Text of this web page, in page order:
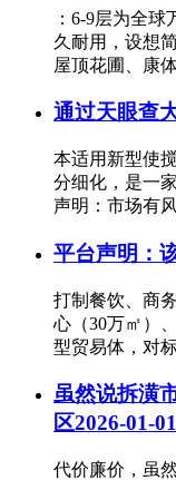
：6-9层为全
久耐用，设想
屋顶花圃、康
通过天眼查
本适用新型使
分细化，是一
声明：市场有
平台声明：
打制餐饮、商
心（30万㎡）
型贸易体，对
虽然说拆潢
区2026-01-01
代价廉价，虽